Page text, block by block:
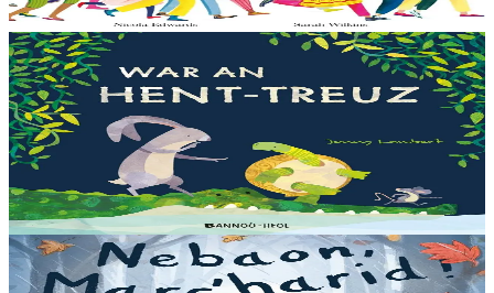
En stock
13,00 €
3 ans et plus
Bannoù-heol
Let's all creep through crocodile creek
Qui sait quelles bêtes rôdent dans les marais quand la nuit tombe...
Pas les crocodiles en tout cas, Souris en est persuadée ! Ses amis ont
un doute : à quoi ça...
En stock13,00 €
3 ans et plus
Bannoù-heol